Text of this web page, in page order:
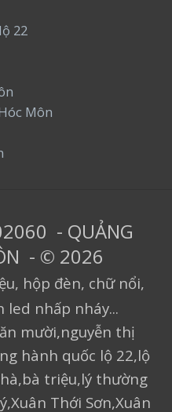
22
Môn
- QUẢNG
- © 2026
hộp đèn, chữ nổi,
led nhấp nháy...
mười,nguyễn thị
hành quốc lộ 22,lộ
triệu,lý thường
Thới Sơn,Xuân